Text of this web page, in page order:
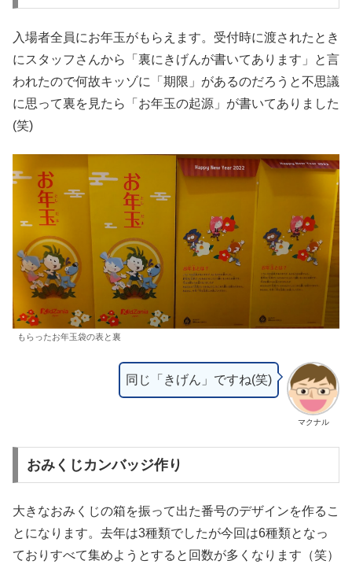
入場者全員にお年玉がもらえます。受付時に渡されたとき
にスタッフさんから「裏にきげんが書いてあります」と言
われたので何故キッゾに「期限」があるのだろうと不思議
に思って裏を見たら「お年玉の起源」が書いてありました
(笑)
もらったお年玉袋の表と裏
マクナル
同じ「きげん」ですね(笑)
おみくじカンバッジ作り
大きなおみくじの箱を振って出た番号のデザインを作るこ
とになります。去年は3種類でしたが今回は6種類となっ
ておりすべて集めようとすると回数が多くなります（笑）